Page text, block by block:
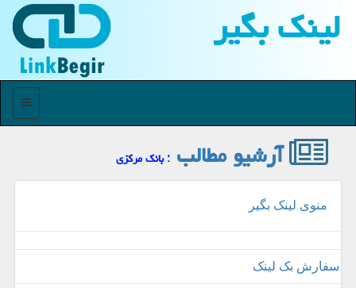
لینك بگیر
منو
آرشیو مطالب : بانك مركزی
منوی لینک بگیر
سفارش بک لینک